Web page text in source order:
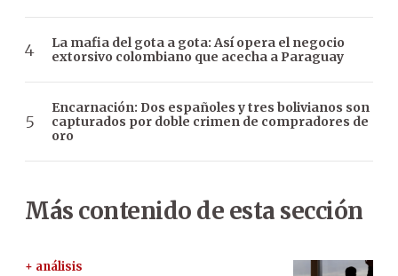
La mafia del gota a gota: Así opera el negocio
extorsivo colombiano que acecha a Paraguay
Encarnación: Dos españoles y tres bolivianos son
capturados por doble crimen de compradores de
oro
Más contenido de esta sección
+ análisis